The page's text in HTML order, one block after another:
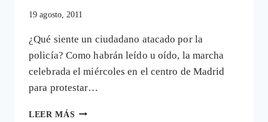
19 agosto, 2011
¿Qué siente un ciudadano atacado por la
policía? Como habrán leído u oído, la marcha
celebrada el miércoles en el centro de Madrid
para protestar…
LEER MÁS LA